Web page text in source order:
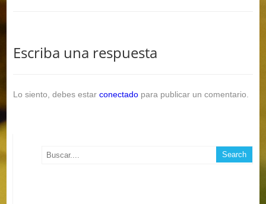
Escriba una respuesta
Lo siento, debes estar conectadopara publicar un comentario.